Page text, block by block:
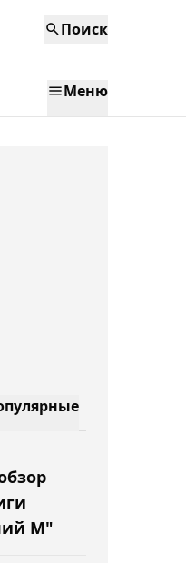
Поиск
Меню
М"